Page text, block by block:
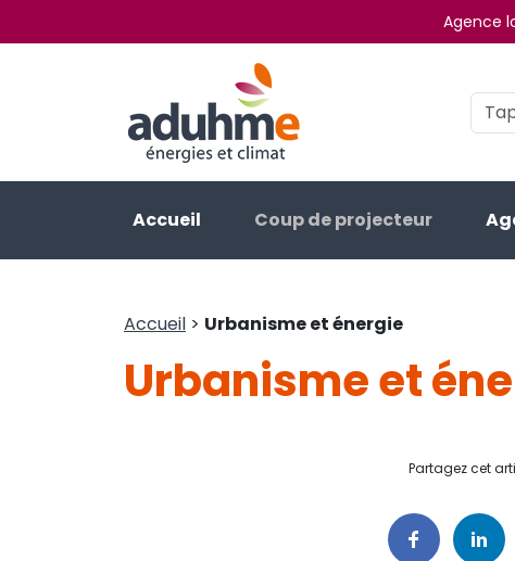
Agence
Accueil Coup de projecteur
Accueil > Urbanisme et énergie
Urbanisme et
Partagez cet